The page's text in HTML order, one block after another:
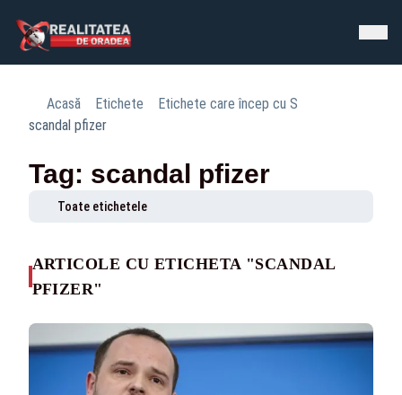
Acasă Etichete
Etichete care încep cu S
scandal pfizer
Tag: scandal pfizer
Toate etichetele
ARTICOLE CU ETICHETA "SCANDAL
PFIZER"